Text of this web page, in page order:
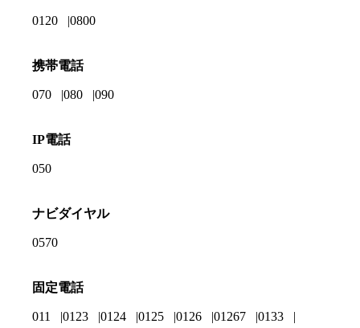
0120 0800
携帯電話
070 080 090
IP電話
050
ナビダイヤル
0570
固定電話
011 0123 0124 0125 0126 01267
0133